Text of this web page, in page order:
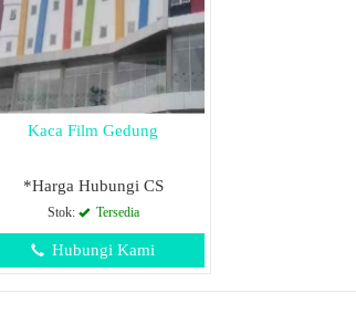
Kaca Film Gedung
*Harga Hubungi CS
Stok: Tersedia
Hubungi Kami